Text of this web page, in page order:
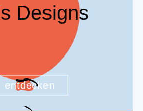
Designs
entdecken